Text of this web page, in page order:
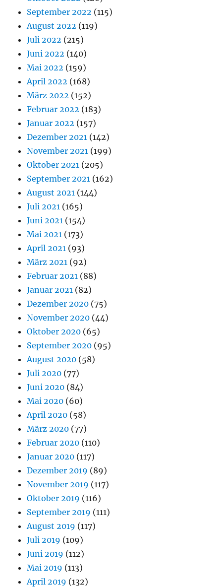
September 2022 (115)
August 2022 (119)
Juli 2022 (215)
Juni 2022 (140)
Mai 2022 (159)
April 2022 (168)
März 2022 (152)
Februar 2022 (183)
Januar 2022 (157)
Dezember 2021 (142)
November 2021 (199)
Oktober 2021 (205)
September 2021 (162)
August 2021 (144)
Juli 2021 (165)
Juni 2021 (154)
Mai 2021 (173)
April 2021 (93)
März 2021 (92)
Februar 2021 (88)
Januar 2021 (82)
Dezember 2020 (75)
November 2020 (44)
Oktober 2020 (65)
September 2020 (95)
August 2020 (58)
Juli 2020 (77)
Juni 2020 (84)
Mai 2020 (60)
April 2020 (58)
März 2020 (77)
Februar 2020 (110)
Januar 2020 (117)
Dezember 2019 (89)
November 2019 (117)
Oktober 2019 (116)
September 2019 (111)
August 2019 (117)
Juli 2019 (109)
Juni 2019 (112)
Mai 2019 (113)
April 2019 (132)